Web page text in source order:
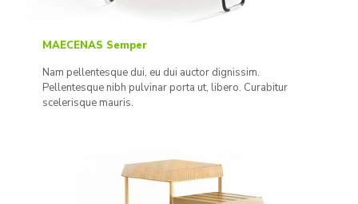
MAECENAS Semper
Nam pellentesque dui, eu dui auctor dignissim.
Pellentesque nibh pulvinar porta ut, libero. Curabitur
scelerisque mauris.